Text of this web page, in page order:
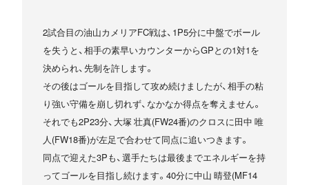
2試合目の油山カメリアFC戦は、1P5分に中盤でボール
を失うと、相手の素早いカウンターからGPとの1対1を
決められ、先制を許します。
その後はゴールを目指して攻め続けましたが、相手の粘
り強い守備を崩し切れず、なかなか得点を奪えません。
それでも2P23分、大塚 壮真(FW24番)のクロスに田中 唯
人(FW18番)が左足で合わせて同点に追いつきます。
同点で迎えた3Pも、選手たちは最後までエネルギーを持
ってゴールを目指し続けます。40分に中山 晴登(MF14